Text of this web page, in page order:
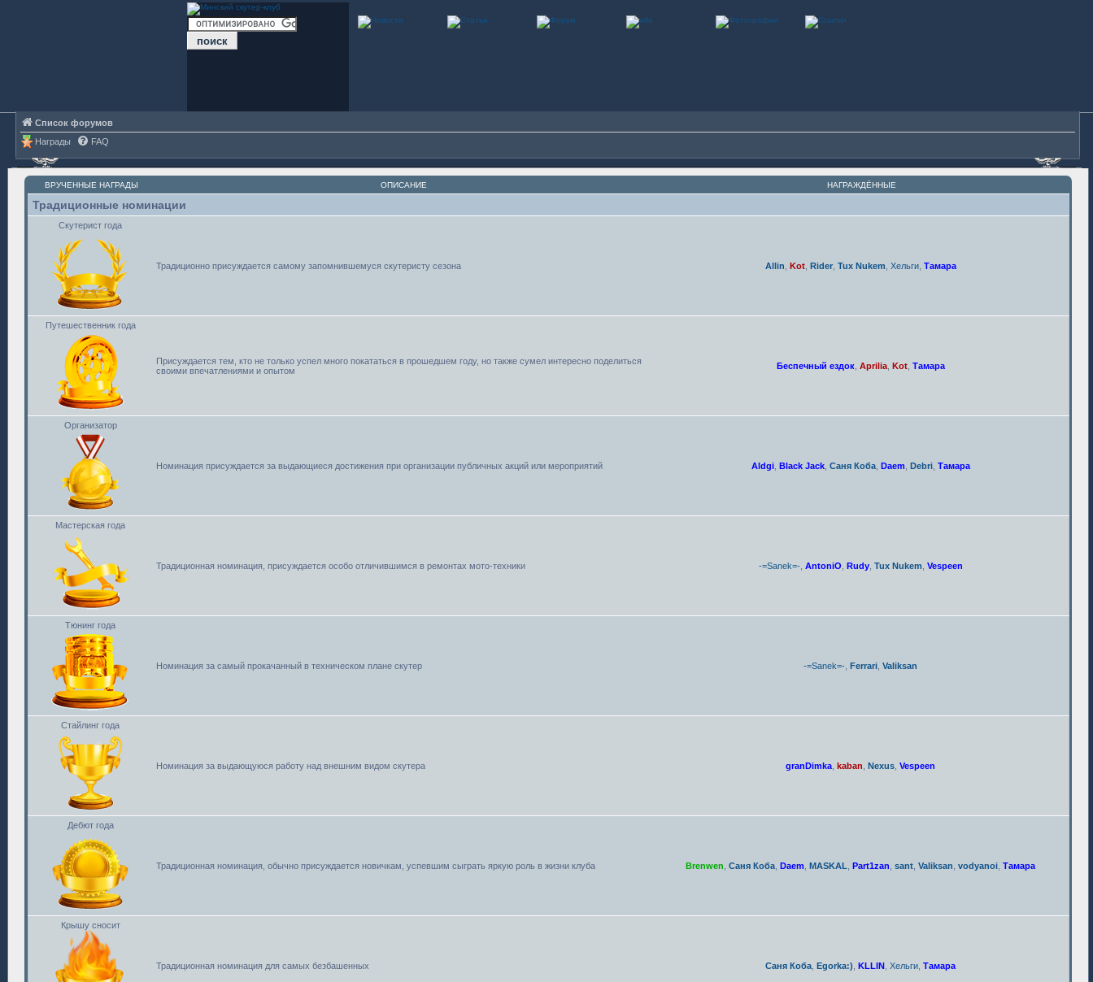
Список форумов
Награды
FAQ
ВРУЧЕННЫЕ НАГРАДЫ ОПИСАНИЕ НАГРАЖДЁННЫЕ
Традиционные номинации
Скутерист года
Традиционно присуждается самому запомнившемуся скутеристу сезона Allin Kot, Rider, Tux Nukem Хельги, Тамара
Путешественник года
Присуждается тем, кто не только успел много покататься в прошедшем году, но также сумел интересно поделиться
своими впечатлениями и опытом
Беспечный ездок, Aprilia, Kot, Тамара
Организатор
Номинация присуждается за выдающиеся достижения при организации публичных акций или мероприятий Aldgi, Black Jack, Саня Коба, Daem Debri, Тамара
Мастерская года
Традиционная номинация, присуждается особо отличившимся в ремонтах мото-техники -=Sanek=-, AntoniO Rudy, Tux Nukem Vespeen
Тюнинг года
Номинация за самый прокачанный в техническом плане скутер -=Sanek=- Ferrari Valiksan
Стайлинг года
Номинация за выдающуюся работу над внешним видом скутера granDimka kaban Nexus Vespeen
Дебют года
Традиционная номинация, обычно присуждается новичкам, успевшим сыграть яркую роль в жизни клуба Brenwen Саня Коба Daem MASKAL Part1zan sant Valiksan vodyanoi Тамара
Крышу сносит
Традиционная номинация для самых безбашенных Саня Коба Egorka:) KLLIN Хельги Тамара